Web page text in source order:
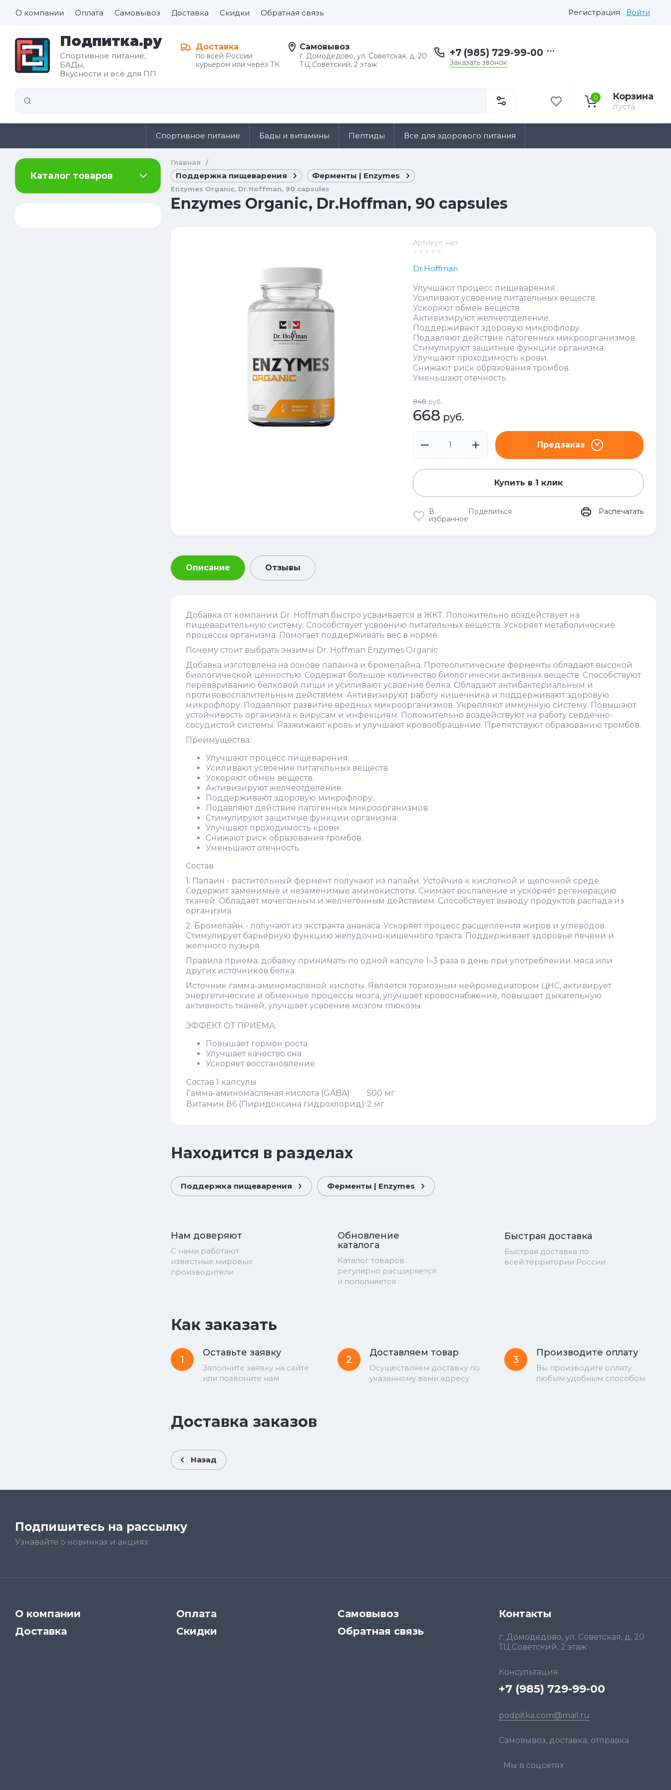
О компании Оплата Самовывоз Доставка Скидки Обратная связь Регистрация Войти
Подпитка.ру
Спортивное питание,
БАДы,
Вкусности и всё для ПП
Доставка
по всей России
курьером или через ТК
Самовывоз
г. Домодедово, ул. Советская, д. 20
ТЦ Советский, 2 этаж
+7 (985) 729-99-00
Заказать звонок
0 Корзина
пуста
Спортивное питание Бады и витамины Пептиды Все для здорового питания
Каталог товаров
Главная /
Поддержка пищеварения Ферменты | Enzymes
Enzymes Organic, Dr.Hoffman, 90 capsules
Enzymes Organic, Dr.Hoffman, 90 capsules
Артикул: нет
Dr.Hoffman
Улучшают процесс пищеварения.
Усиливают усвоение питательных веществ.
Ускоряют обмен веществ.
Активизируют желчеотделение.
Поддерживают здоровую микрофлору.
Подавляют действие патогенных микроорганизмов.
Стимулируют защитные функции организма.
Улучшают проходимость крови.
Снижают риск образования тромбов.
Уменьшают отечность.
848 руб.
668 руб.
Предзаказ
Купить в 1 клик
В
избранное
Поделиться Распечатать
Описание Отзывы
Добавка от компании Dr. Hoffman быстро усваивается в ЖКТ. Положительно воздействует на
пищеварительную систему. Способствует усвоению питательных веществ. Ускоряет метаболические
процессы организма. Помогает поддерживать вес в норме.
Почему стоит выбрать энзимы Dr. Hoffman Enzymes Organic
Добавка изготовлена на основе папаина и бромелайна. Протеолитические ферменты обладают высокой
биологической ценностью. Содержат большое количество биологически активных веществ. Способствуют
перевариванию белковой пищи и усиливают усвоение белка. Обладают антибактериальным и
противовоспалительным действием. Активизируют работу кишечника и поддерживают здоровую
микрофлору. Подавляют развитие вредных микроорганизмов. Укрепляют иммунную систему. Повышают
устойчивость организма к вирусам и инфекциям. Положительно воздействуют на работу сердечно-
сосудистой системы. Разжижают кровь и улучшают кровообращение. Препятствуют образованию тромбов.
Преимущества:
Улучшают процесс пищеварения.
Усиливают усвоение питательных веществ.
Ускоряют обмен веществ.
Активизируют желчеотделение.
Поддерживают здоровую микрофлору.
Подавляют действие патогенных микроорганизмов.
Стимулируют защитные функции организма.
Улучшают проходимость крови.
Снижают риск образования тромбов.
Уменьшают отечность.
Состав
1. Папаин - растительный фермент получают из папайи. Устойчив к кислотной и щелочной среде.
Содержит заменимые и незаменимые аминокислоты. Снимает воспаление и ускоряет регенерацию
тканей. Обладает мочегонным и желчегонным действием. Способствует выводу продуктов распада из
организма.
2. Бромелайн - получают из экстракта ананаса. Ускоряет процесс расщепления жиров и углеводов.
Стимулирует барьерную функцию желудочно-кишечного тракта. Поддерживает здоровье печени и
желчного пузыря.
Правила приема: добавку принимать по одной капсуле 1–3 раза в день при употреблении мяса или
других источников белка.
Источник гамма-аминомасляной кислоты. Является тормозным нейромедиатором ЦНС, активирует
энергетические и обменные процессы мозга, улучшает кровоснабжение, повышает дыхательную
активность тканей, улучшает усвоение мозгом глюкозы.
ЭФФЕКТ ОТ ПРИЁМА:
Повышает гормон роста
Улучшает качество сна
Ускоряет восстановление
Состав 1 капсулы
Гамма-аминомасляная кислота (GABA):
500 мг
Витамин В6 (Пиридоксина гидрохлорид): 2 мг
Находится в разделах
Поддержка пищеварения Ферменты | Enzymes
Нам доверяют
С нами работают
известные мировые
производители
Обновление
каталога
Каталог товаров
регулярно расширяется
и пополняется
Быстрая доставка
Быстрая доставка по
всей территории России
Как заказать
1
Оставьте заявку
Заполните заявку на сайте
или позвоните нам
2
Доставляем товар
Осуществляем доставку по
указанному вами адресу
3
Производите оплату
Вы производите оплату
любым удобным способом
Доставка заказов
Назад
Подпишитесь на рассылку
Узнавайте о новинках и акциях
О компании Оплата
Самовывоз
Доставка
Скидки Обратная связь
Контакты
г. Домодедово, ул. Советская, д. 20
ТЦ Советский, 2 этаж
Консультация
+7 (985) 729-99-00
podpitka.com@mail.ru
Самовывоз, доставка, отправка
Мы в соцсетях
Все для
здорового
питания